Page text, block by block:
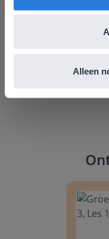
Alleen
Leefschool Het